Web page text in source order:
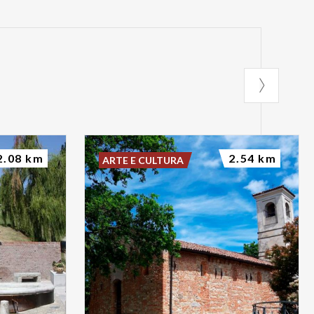
del
vino
della
una
per
km ARTE E CULTURA 2.54 km